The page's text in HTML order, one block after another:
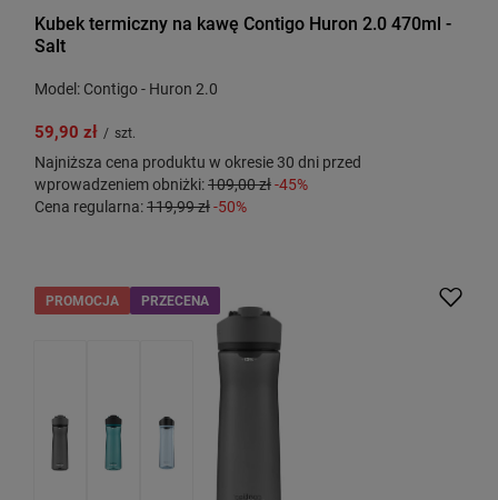
Kubek termiczny na kawę Contigo Huron 2.0 470ml -
Salt
Model: Contigo - Huron 2.0
59,90 zł / szt.
Najniższa cena produktu w okresie 30 dni przed
wprowadzeniem obniżki:109,00 zł-45%
Cena regularna:119,99 zł-50%
PROMOCJA PRZECENA